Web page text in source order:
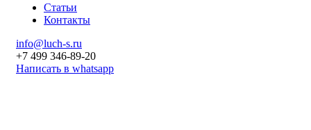
Статьи
Контакты
info@luch-s.ru
+7 499 346-89-20
Написать в whatsapp